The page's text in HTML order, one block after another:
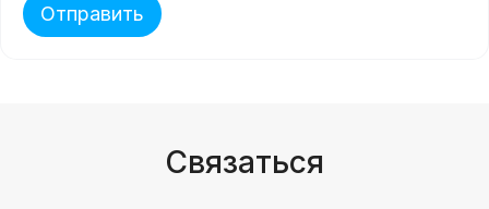
Отправить
Связаться